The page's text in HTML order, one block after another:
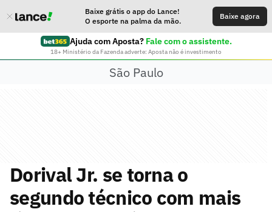
Baixe grátis o app do Lance!
O esporte na palma da mão.
Baixe agora
Ajuda com Aposta? Fale com o assistente.
18+ Ministério da Fazenda adverte: Aposta não é investimento
São Paulo
Dorival Jr. se torna o
segundo técnico com mais